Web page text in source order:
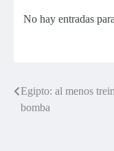
No hay entradas
Navegación
Egipto: al menos
bomba